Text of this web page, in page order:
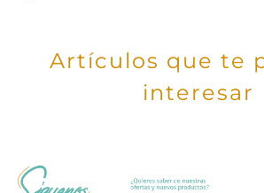
Artículos que te
interesar